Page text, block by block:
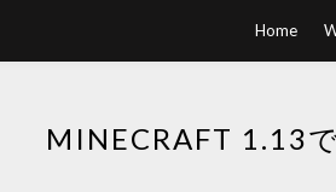
Home
MINECRAFT 1.13